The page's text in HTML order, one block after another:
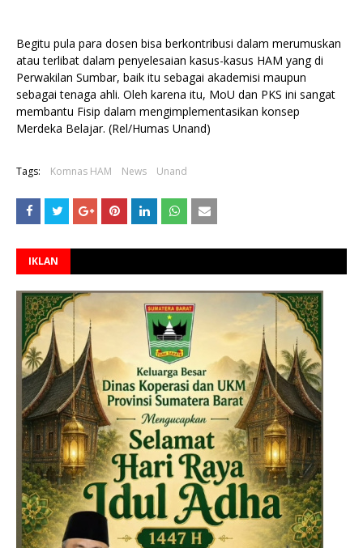
Begitu pula para dosen bisa berkontribusi dalam merumuskan
atau terlibat dalam penyelesaian kasus-kasus HAM yang di
Perwakilan Sumbar, baik itu sebagai akademisi maupun
sebagai tenaga ahli. Oleh karena itu, MoU dan PKS ini sangat
membantu Fisip dalam mengimplementasikan konsep
Merdeka Belajar. (Rel/Humas Unand)
Tags: Komnas HAM News Unand
IKLAN